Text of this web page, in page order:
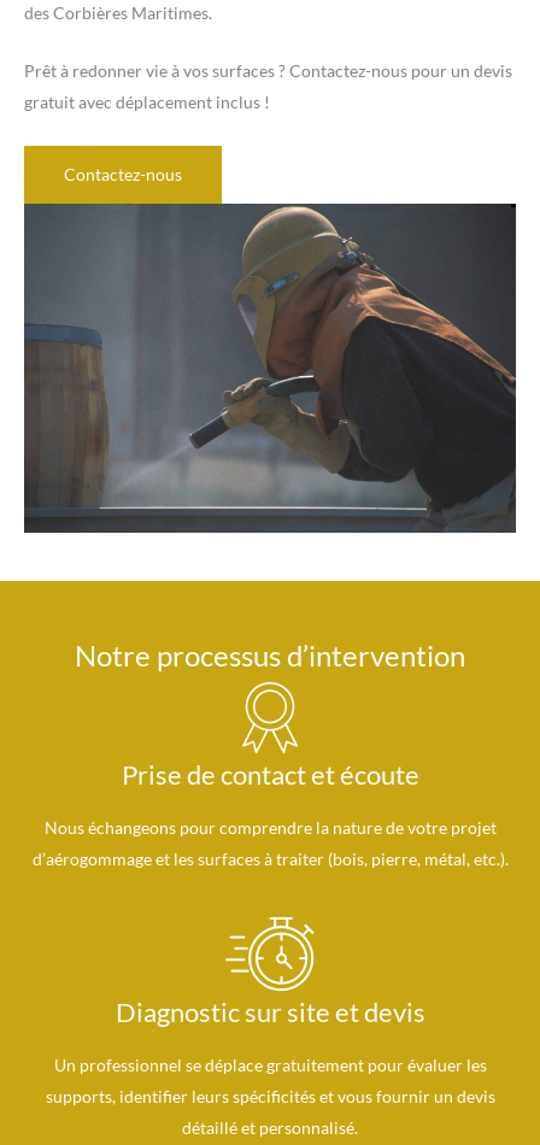
des Corbières Maritimes.
Prêt à redonner vie à vos surfaces ? Contactez-nous pour un devis
gratuit avec déplacement inclus !
Contactez-nous
Notre processus d’intervention
Prise de contact et écoute
Nous échangeons pour comprendre la nature de votre projet
d’aérogommage et les surfaces à traiter (bois, pierre, métal, etc.).
Diagnostic sur site et devis
Un professionnel se déplace gratuitement pour évaluer les
supports, identifier leurs spécificités et vous fournir un devis
détaillé et personnalisé.